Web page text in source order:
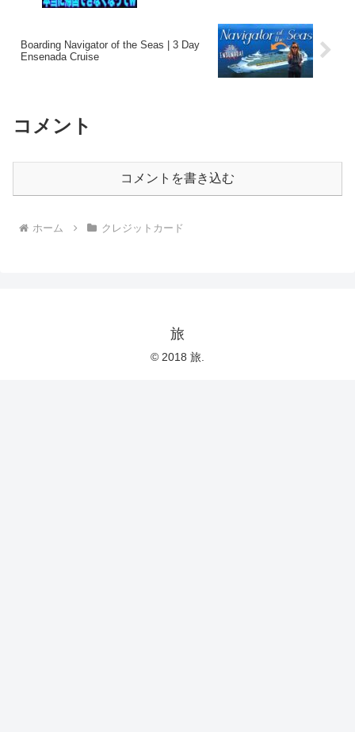
Boarding Navigator of the Seas | 3 Day
Ensenada Cruise
コメント
コメントを書き込む
ホーム クレジットカード
旅
© 2018 旅.